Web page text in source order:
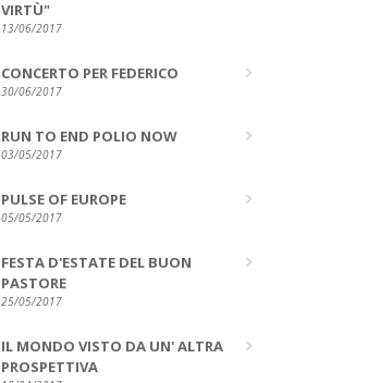
VIRTÙ"
13/06/2017
CONCERTO PER FEDERICO
30/06/2017
RUN TO END POLIO NOW
03/05/2017
PULSE OF EUROPE
05/05/2017
FESTA D'ESTATE DEL BUON
PASTORE
25/05/2017
IL MONDO VISTO DA UN' ALTRA
PROSPETTIVA